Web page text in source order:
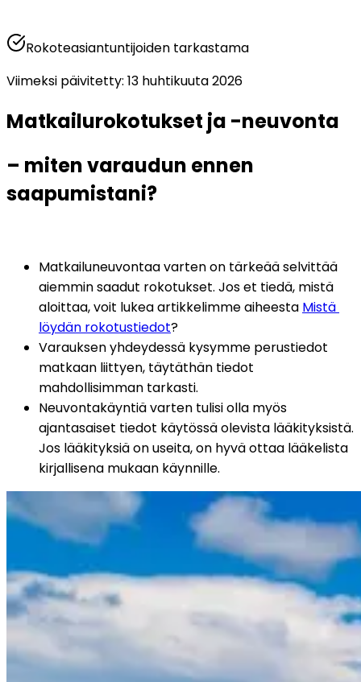
Rokoteasiantuntijoiden tarkastama
Viimeksi päivitetty: 13 huhtikuuta 2026
Matkailurokotukset ja -neuvonta
– miten varaudun ennen
saapumistani?
Matkailuneuvontaa varten on tärkeää selvittää
aiemmin saadut rokotukset. Jos et tiedä, mistä
aloittaa, voit lukea artikkelimme aiheesta Mistä
löydän rokotustiedot?
Varauksen yhdeydessä kysymme perustiedot
matkaan liittyen, täytäthän tiedot
mahdollisimman tarkasti.
Neuvontakäyntiä varten tulisi olla myös
ajantasaiset tiedot käytössä olevista lääkityksistä.
Jos lääkityksiä on useita, on hyvä ottaa lääkelista
kirjallisena mukaan käynnille.